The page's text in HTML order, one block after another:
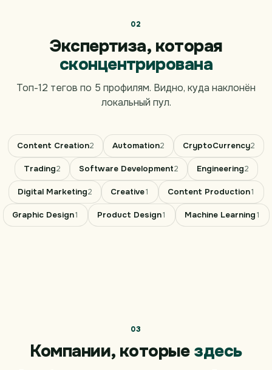
02
Экспертиза, которая
сконцентрирована
Топ-12 тегов по 5 профилям. Видно, куда наклонён
локальный пул.
Content Creation2 Automation2 CryptoCurrency2
Trading2 Software Development2 Engineering2
Digital Marketing2 Creative1 Content Production1
Graphic Design1 Product Design1 Machine Learning1
03
Компании, которыездесь